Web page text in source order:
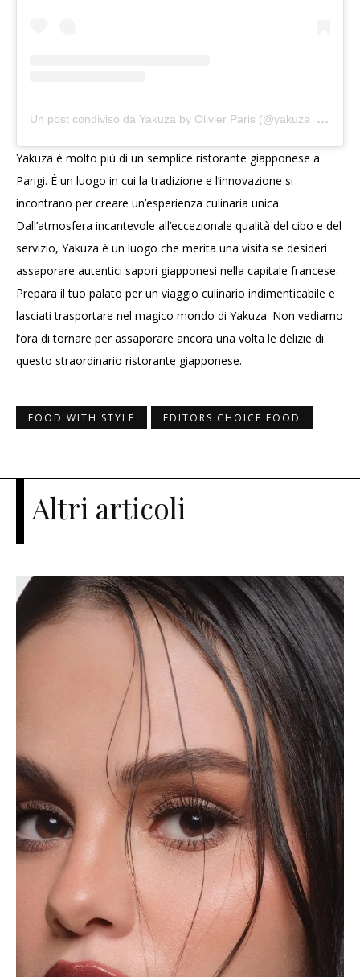
U
n post condiviso da Yakuza by Olivier Paris (@yakuza_byolivierparis)
Yakuza è molto più di un semplice ristorante giapponese a
Parigi. È un luogo in cui la tradizione e l’innovazione si
incontrano per creare un’esperienza culinaria unica.
Dall’atmosfera incantevole all’eccezionale qualità del cibo e del
servizio, Yakuza è un luogo che merita una visita se desideri
assaporare autentici sapori giapponesi nella capitale francese.
Prepara il tuo palato per un viaggio culinario indimenticabile e
lasciati trasportare nel magico mondo di Yakuza. Non vediamo
l’ora di tornare per assaporare ancora una volta le delizie di
questo straordinario ristorante giapponese.
FOOD WITH STYLE EDITORS CHOICE FOOD
Altri articoli